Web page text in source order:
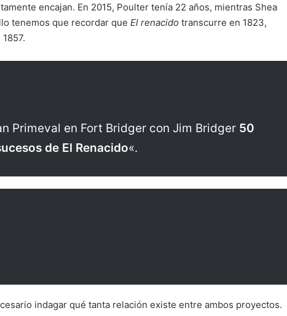
encajan. En 2015, Poulter tenía 22 años, mientras Shea
tenemos que recordar que El renacido transcurre en 1823,
1857.
Primeval en Fort Bridger con Jim Bridger 50
de El Renacido«.
indagar qué tanta relación existe entre ambos proyectos.